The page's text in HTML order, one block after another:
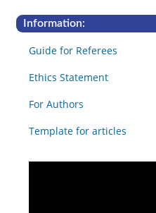
Information:
Guide for Referees
Ethics Statement
For Authors
Template for articles